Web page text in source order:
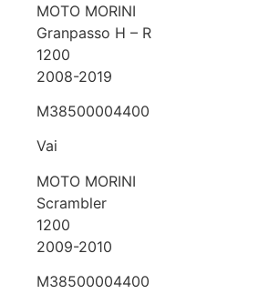
MOTO MORINI
Granpasso H – R
1200
2008-2019
M38500004400
Vai
MOTO MORINI
Scrambler
1200
2009-2010
M38500004400